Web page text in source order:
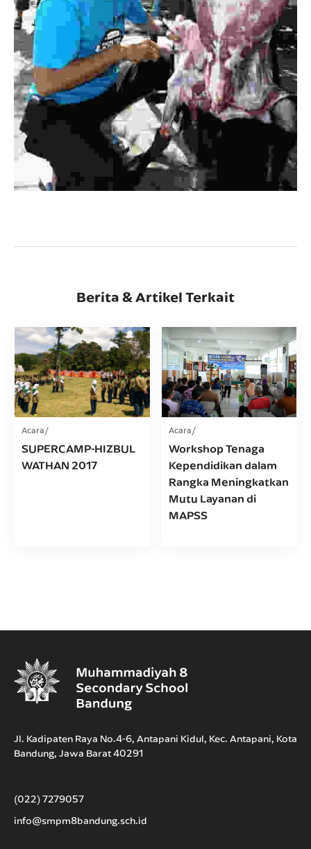
Berita & Artikel Terkait
Acara
SUPERCAMP-HIZBUL
WATHAN 2017
Acara
Workshop Tenaga
Kependidikan dalam
Rangka Meningkatkan
Mutu Layanan di
MAPSS
Jl. Kadipaten Raya No.4-6, Antapani Kidul, Kec. Antapani, Kota
Bandung, Jawa Barat 40291
(022) 7279057
info@smpm8bandung.sch.id